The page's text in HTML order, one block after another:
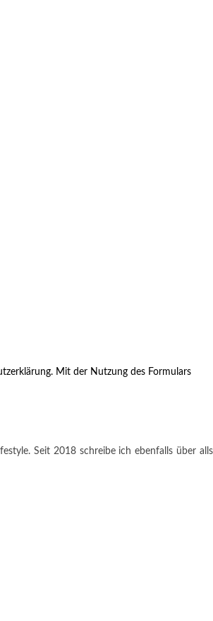
Mit der Nutzung des Formulars
Seit 2018 schreibe ich ebenfalls über alls